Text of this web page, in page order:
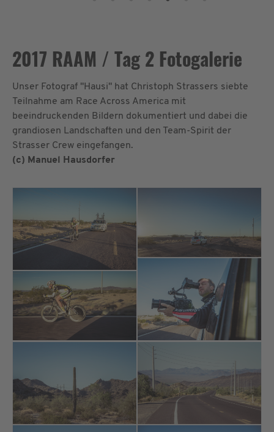
2017 RAAM / Tag 2 Fotogalerie
Unser Fotograf "Hausi" hat Christoph Strassers siebte
Teilnahme am Race Across America mit
beeindruckenden Bildern dokumentiert und dabei die
grandiosen Landschaften und den Team-Spirit der
Strasser Crew eingefangen.
(c) Manuel Hausdorfer